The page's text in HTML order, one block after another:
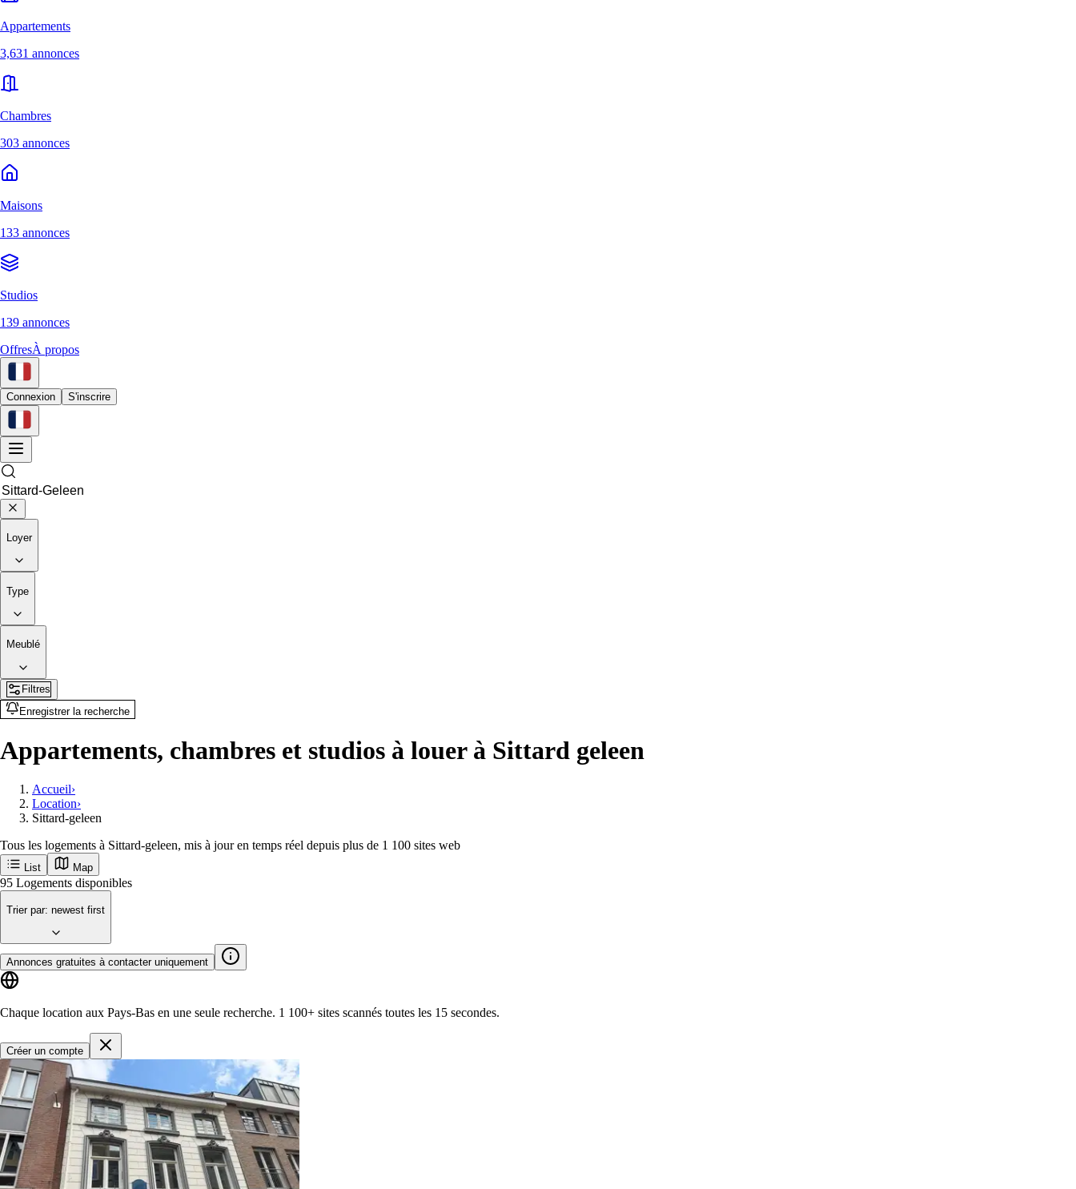
Appartements
3,631 annonces
Chambres
303 annonces
Maisons
133 annonces
Studios
139 annonces
OffresÀ propos
Connexion S'inscrire
Loyer
Type
Meublé
Filtres
Enregistrer la recherche
Appartements, chambres et studios à louer à Sittard geleen
Accueil›
Location›
Sittard-geleen
Tous les logements à Sittard-geleen, mis à jour en temps réel depuis plus de 1 100 sites web
List Map
Recevez en premier les nouvelles annonces à Sittard-Geleen
Amsterdam Rotterdam Groningen Utrecht Den-haag
Commencer
95 Logements disponibles
Trier par :newest first
Annonces gratuites à contacter uniquement